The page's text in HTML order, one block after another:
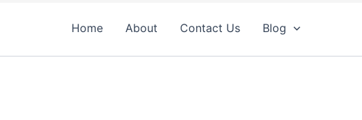
Home About Contact Us Blog